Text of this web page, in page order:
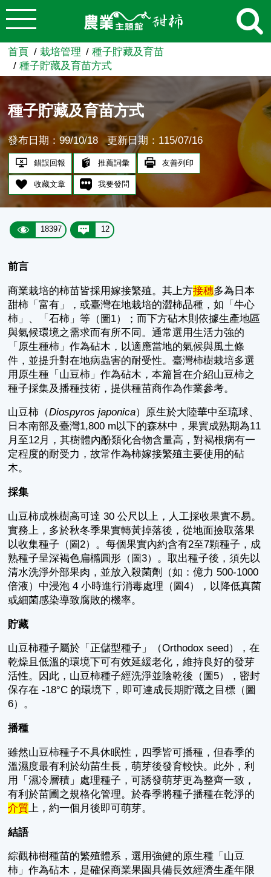
跳到主要內容
農業知識入口網
首頁 栽培管理
種子貯藏及育苗
種子貯藏及育苗方式
種子貯藏及育苗方式
發布日期：99/10/18 更新日期：115/07/16
錯誤回報 推薦詞彙 友善列印
收藏文章 我要發問
18397 12
前言
商業栽培的柿苗皆採用嫁接繁殖。其上方接穗多為日本
甜柿「富有」，或臺灣在地栽培的澀柿品種，如「牛心
柿」、「石柿」等（圖1）；而下方砧木則依據生產地區
與氣候環境之需求而有所不同。通常選用生活力強的
「原生種柿」作為砧木，以適應當地的氣候與風土條
件，並提升對在地病蟲害的耐受性。臺灣柿樹栽培多選
用原生種「山豆柿」作為砧木，本篇旨在介紹山豆柿之
種子採集及播種技術，提供種苗商作為作業參考。
山豆柿（Diospyros japonica）原生於大陸華中至琉球、
日本南部及臺灣1,800 m以下的森林中，果實成熟期為11
月至12月，其樹體內酚類化合物含量高，對褐根病有一
定程度的耐受力，故常作為柿嫁接繁殖主要使用的砧
木。
採集
山豆柿成株樹高可達 30 公尺以上，人工採收果實不易。
實務上，多於秋冬季果實轉黃掉落後，從地面撿取落果
以收集種子（圖2）。每個果實內約含有2至7顆種子，成
熟種子呈深褐色扁橢圓形（圖3）。取出種子後，須先以
清水洗淨外部果肉，並放入殺菌劑（如：億力 500-1000
倍液）中浸泡 4 小時進行消毒處理（圖4），以降低真菌
或細菌感染導致腐敗的機率。
貯藏
山豆柿種子屬於「正儲型種子」（Orthodox seed），在
乾燥且低溫的環境下可有效延緩老化，維持良好的發芽
活性。因此，山豆柿種子經洗淨並陰乾後（圖5），密封
保存在 -18°C 的環境下，即可達成長期貯藏之目標（圖
6）。
播種
雖然山豆柿種子不具休眠性，四季皆可播種，但春季的
溫濕度最有利於幼苗生長，萌芽後發育較快。此外，利
用「濕冷層積」處理種子，可誘發萌芽更為整齊一致，
有利於苗圃之規格化管理。於春季將種子播種在乾淨的
介質上，約一個月後即可萌芽。
結語
綜觀柿樹種苗的繁殖體系，選用強健的原生種「山豆
柿」作為砧木，是確保商業果園具備長效經濟生產年限